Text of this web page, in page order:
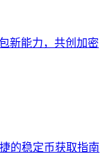
新能力，共创加密
的稳定币获取指南